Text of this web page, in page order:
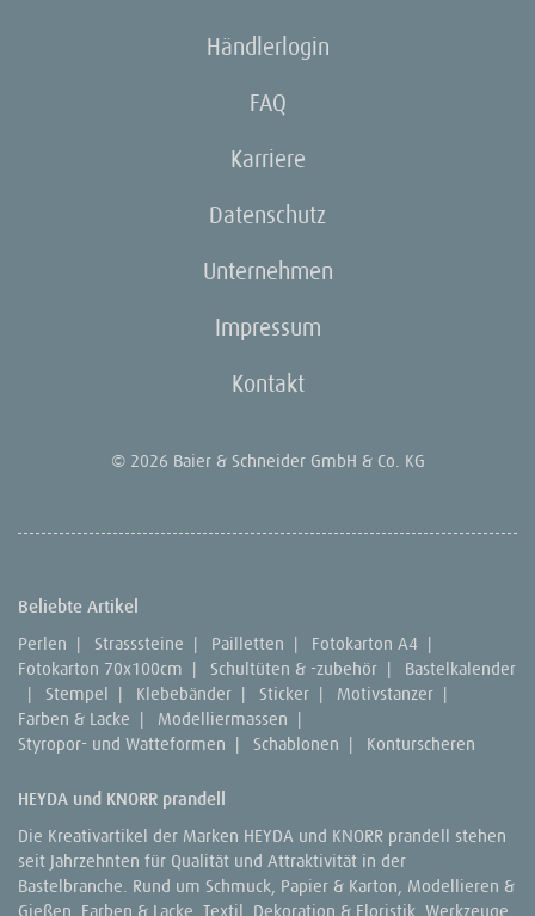
Händlerlogin
FAQ
Karriere
Datenschutz
Unternehmen
Impressum
Kontakt
© 2026 Baier & Schneider GmbH & Co. KG
Beliebte Artikel
Perlen | Strasssteine | Pailletten | Fotokarton A4 |
Fotokarton 70x100cm | Schultüten & -zubehör |
Bastelkalender
|
Stempel | Klebebänder | Sticker | Motivstanzer |
Farben & Lacke | Modelliermassen |
Styropor- und Watteformen | Schablonen | Konturscheren
HEYDA und KNORR prandell
Die Kreativartikel der Marken HEYDA und KNORR prandell stehen
seit Jahrzehnten für Qualität und Attraktivität in der
Bastelbranche. Rund um Schmuck, Papier & Karton, Modellieren &
Gießen, Farben & Lacke, Textil, Dekoration & Floristik, Werkzeuge